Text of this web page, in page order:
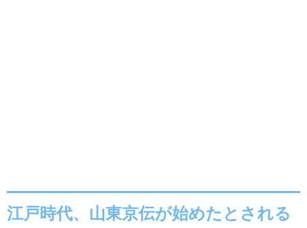
江戸時代、山東京伝が始めたとされる